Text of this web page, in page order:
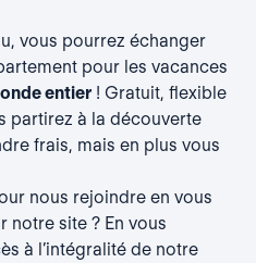
vous pourrez échanger
pour les vacances
entier ! Gratuit, flexible
partirez à la découverte
frais, mais en plus vous
nous rejoindre en vous
notre site ? En vous
à l’intégralité de notre